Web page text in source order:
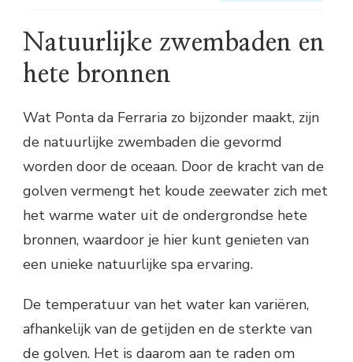
Natuurlijke zwembaden en
hete bronnen
Wat Ponta da Ferraria zo bijzonder maakt, zijn
de natuurlijke zwembaden die gevormd
worden door de oceaan. Door de kracht van de
golven vermengt het koude zeewater zich met
het warme water uit de ondergrondse hete
bronnen, waardoor je hier kunt genieten van
een unieke natuurlijke spa ervaring.
De temperatuur van het water kan variëren,
afhankelijk van de getijden en de sterkte van
de golven. Het is daarom aan te raden om